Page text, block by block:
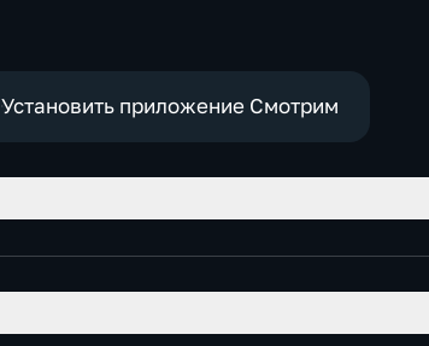
Установить приложение Смотрим